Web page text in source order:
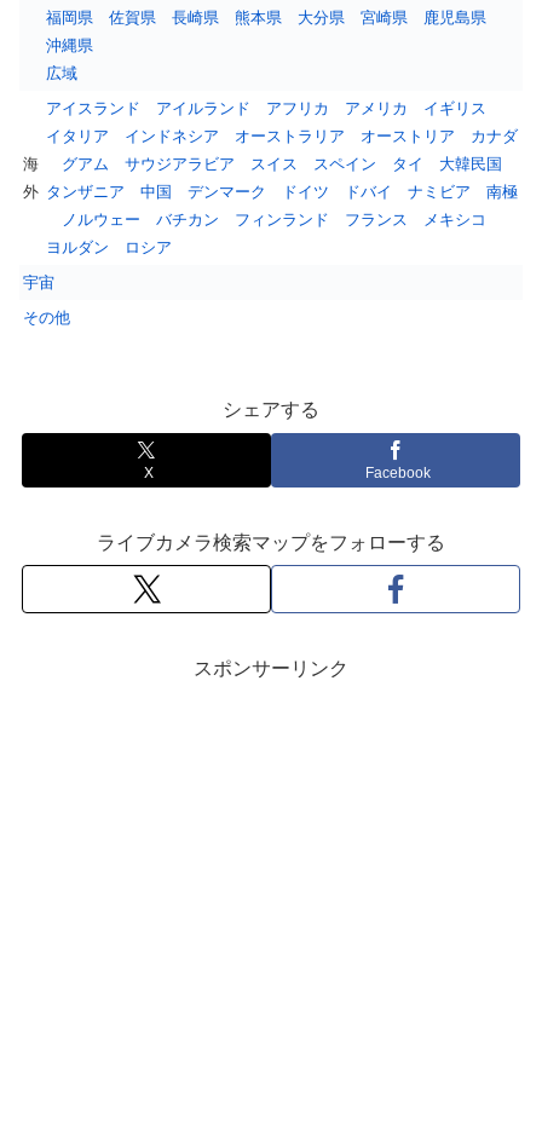
福岡県
佐賀県 長崎県 熊本県 大分県 宮崎県
鹿児島県
沖縄県
広域
海
外
アイスランド アイルランド アフリカ アメリカ
イギリス
イタリア
インドネシア オーストラリア オーストリア
カナダ
グアム
サウジアラビア スイス スペイン タイ
大韓民国
タンザニア
中国 デンマーク ドイツ ドバイ ナミビア
南極
ノルウェー
バチカン フィンランド フランス
メキシコ
ヨルダン
ロシア
宇宙
その他
シェアする
X Facebook
ライブカメラ検索マップをフォローする
スポンサーリンク